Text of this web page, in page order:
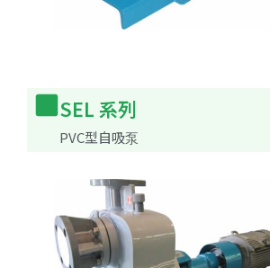
SEL 系列
PVC型自吸泵